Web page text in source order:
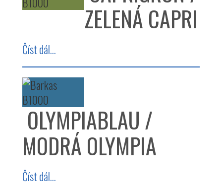
ZELENÁ CAPRI
Číst dál...
OLYMPIABLAU /
MODRÁ OLYMPIA
Číst dál...